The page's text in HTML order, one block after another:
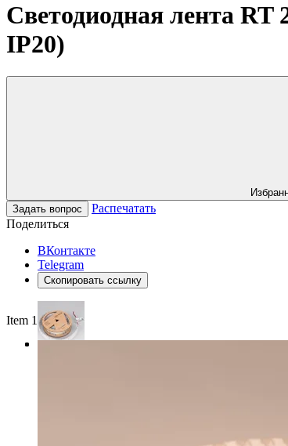
Светодиодная лента
IP20)
Задать вопрос
Распечатать
Поделиться
ВКонтакте
Telegram
Скопировать ссылку
Item 1 of 3